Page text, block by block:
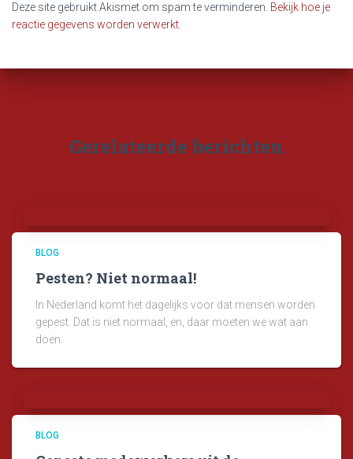
Deze site gebruikt Akismet om spam te verminderen. Bekijk hoe je
reactie gegevens worden verwerkt
Gerelateerde berichten
BLOG
Pesten? Niet normaal!
In Nederland komt het dagelijks voor dat mensen worden
gepest. Dat is niet normaal, en, daar moeten we wat aan
doen.
BLOG